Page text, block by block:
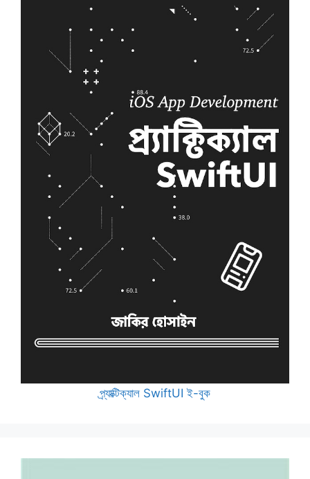
প্র্যাক্টিক্যাল SwiftUI ই-বুক